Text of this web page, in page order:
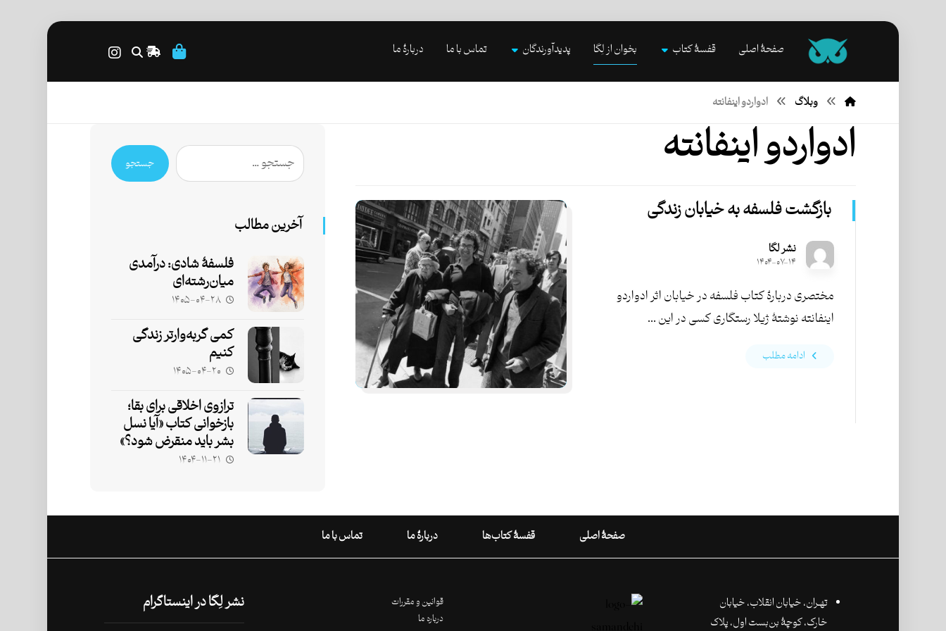
صفحۀ اصلی قفسۀ کتاب بخوان از لِگا پدیدآورندگان تماس با ما دربارۀ ما
وبلاگ ادواردو اینفانته
ادواردو اینفانته
بازگشت فلسفه به خیابان زندگی
نشر لگا
۱۴۰۴-۰۷-۱۴
مختصری دربارۀ کتاب فلسفه در خیابان اثر ادواردو
اینفانته نوشتۀ ژیلا رستگاری کسی در این ...
ادامه مطلب
جستجو
آخرین مطالب
فلسفۀ شادی: درآمدی
میان‌رشته‌ای
۱۴۰۵-۰۴-۲۸
کمی گربه‌وارتر زندگی
کنیم
۱۴۰۵-۰۴-۲۰
ترازوی اخلاقی برای بقا؛
بازخوانی کتاب «آیا نسل
بشر باید منقرض شود؟»
۱۴۰۴-۱۱-۲۱
صفحۀ اصلی قفسۀ کتاب‌ها دربارۀ ما تماس با ما
تهـران،‌ خیابان انقلاب، خیابان
خارک، کوچۀ بن‌بست اول، پلاک
قوانین و مقررات
درباره ما
نشر لِگا در اینستاگرام